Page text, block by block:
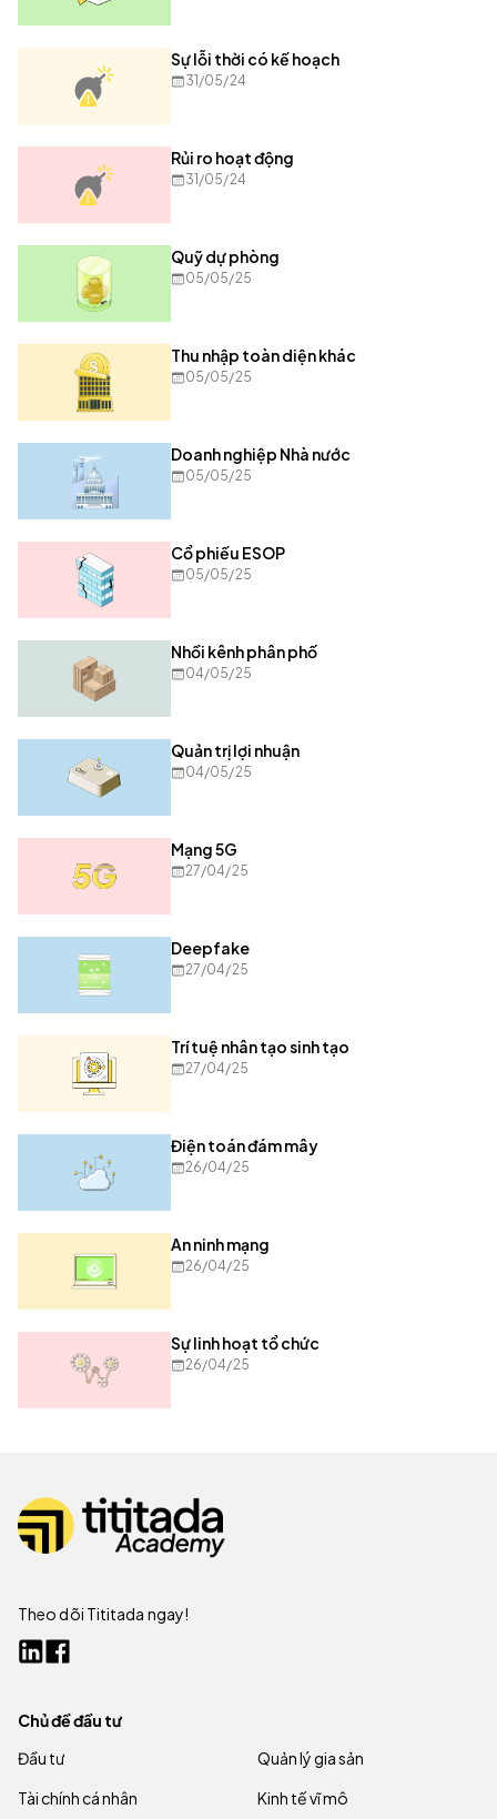
Sự lỗi thời có kế hoạch
31/05/24
Rủi ro hoạt động
31/05/24
Quỹ dự phòng
05/05/25
Thu nhập toàn diện khác
05/05/25
Doanh nghiệp Nhà nước
05/05/25
Cổ phiếu ESOP
05/05/25
Nhồi kênh phân phố
04/05/25
Quản trị lợi nhuận
04/05/25
Mạng 5G
27/04/25
Deepfake
27/04/25
Trí tuệ nhân tạo sinh tạo
27/04/25
Điện toán đám mây
26/04/25
An ninh mạng
26/04/25
Sự linh hoạt tổ chức
26/04/25
Theo dõi Tititada ngay!
Chủ đề đầu tư
Đầu tư
Quản lý gia sản
Tài chính cá nhân
Kinh tế vĩ mô